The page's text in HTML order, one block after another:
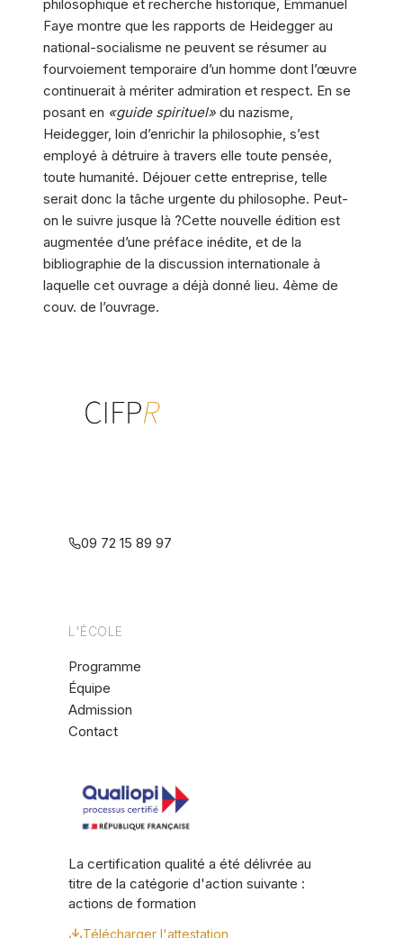
philosophique et recherche historique, Emmanuel
Faye montre que les rapports de Heidegger au
national-socialisme ne peuvent se résumer au
fourvoiement temporaire d’un homme dont l’œuvre
continuerait à mériter admiration et respect. En se
posant en «guide spirituel» du nazisme,
Heidegger, loin d’enrichir la philosophie, s’est
employé à détruire à travers elle toute pensée,
toute humanité. Déjouer cette entreprise, telle
serait donc la tâche urgente du philosophe. Peut-
on le suivre jusque là ?Cette nouvelle édition est
augmentée d’une préface inédite, et de la
bibliographie de la discussion internationale à
laquelle cet ouvrage a déjà donné lieu. 4ème de
couv. de l’ouvrage.
09 72 15 89 97
L'ÉCOLE
Programme
Équipe
Admission
Contact
La certification qualité a été délivrée au
titre de la catégorie d'action suivante :
actions de formation
Télécharger l'attestation